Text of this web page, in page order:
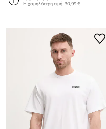
Η χαμηλότερη τιμή:30,99 €